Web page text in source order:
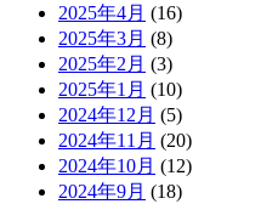
2025年4月 (16)
2025年3月 (8)
2025年2月 (3)
2025年1月 (10)
2024年12月 (5)
2024年11月 (20)
2024年10月 (12)
2024年9月 (18)